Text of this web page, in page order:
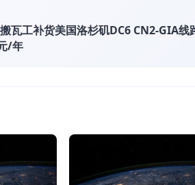
瓦工补货美国洛杉矶DC6 CN2-GIA线
/年